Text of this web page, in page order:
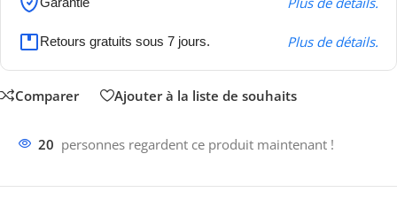
Retours gratuits sous 7 jours. Plus de détails.
Comparer Ajouter à la liste de souhaits
20 personnes regardent ce produit maintenant !